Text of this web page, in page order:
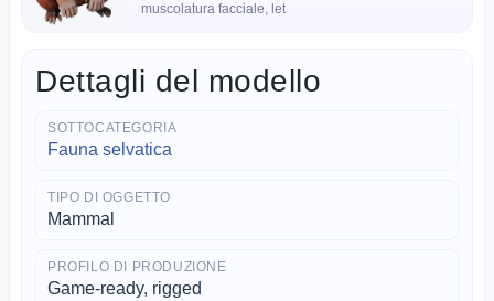
muscolatura facciale, let
Dettagli del modello
SOTTOCATEGORIA
Fauna selvatica
TIPO DI OGGETTO
Mammal
PROFILO DI PRODUZIONE
Game-ready, rigged